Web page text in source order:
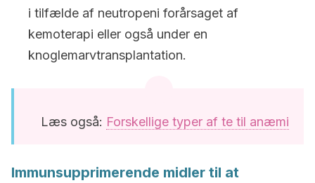
i tilfælde af neutropeni forårsaget af
kemoterapi eller også under en
knoglemarvtransplantation.
Læs også: Forskellige typer af te til anæmi
Immunsupprimerende midler til at